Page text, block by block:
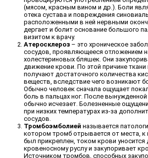
(мясом, красным вином и др.). Боли
отека сустава и повреждения
расположенными в ней нервными
дергает и болит основание большого
визитом к врачу.
Атеросклероз – это хроническое
сосудов, проявляющееся отложением
холестериновых бляшек. Они
движение крови. По этой причине ткани
получают достаточного количества
веществ, вследствие чего возникают
Обычно человек сначала ощущает
боль в пальцах ног. После
обычно исчезает. Болезненные
при низких температурах из-за
сосудов.
Тромбоэмболией называется
котором тромб отрывается от места, к
был прикреплен, током крови уносится
кровеносному руслу и закупоривает
Источником тромбов, способных